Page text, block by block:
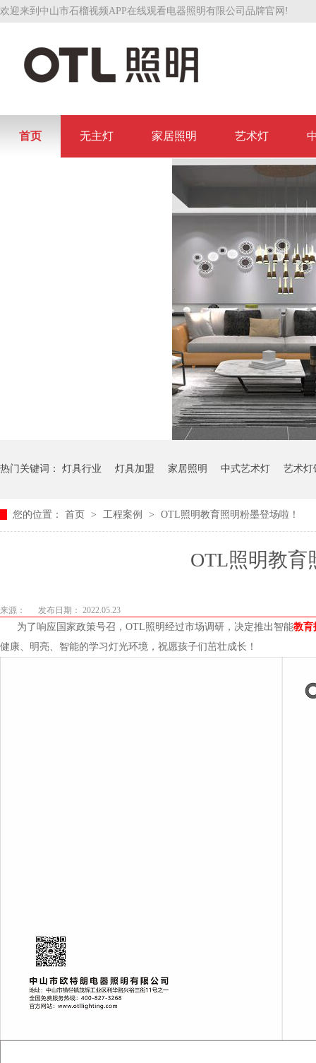
欢迎来到中山市石榴视频APP在线观看电器照明有限公司品牌官网!
首页 无主灯 家居照明 艺术灯
热门关键词： 灯具行业 灯具加盟 家居照明 中式艺术灯 艺术灯
您的位置： 首页 > 工程案例 > OTL照明教育照明粉墨登场啦！
OTL照明教育照
来源： 发布日期： 2022.05.23
为了响应国家政策号召，OTL照明经过市场调研，决定推出智能教育
健康、明亮、智能的学习灯光环境，祝愿孩子们茁壮成长！